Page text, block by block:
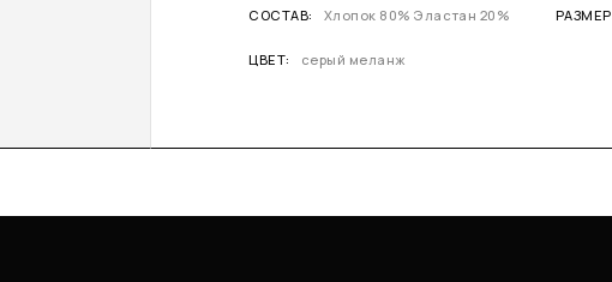
СОСТАВ Хлопок 80% Эластан 20% РАЗМЕР
ЦВЕТ серый меланж